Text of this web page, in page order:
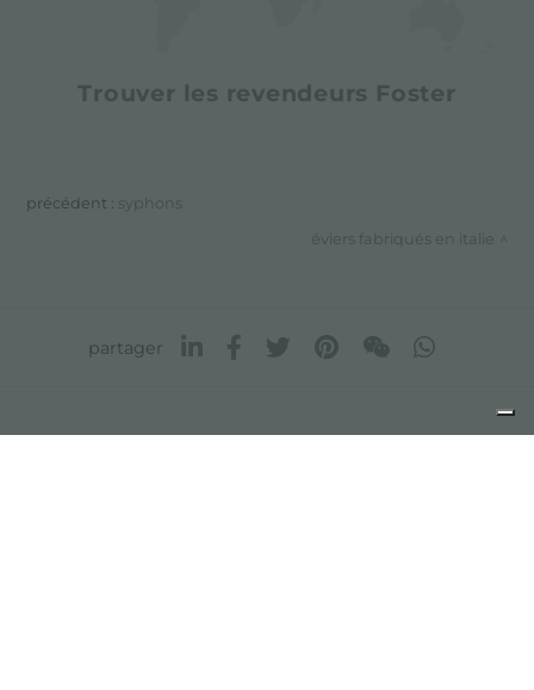
Trouver les revendeurs Foster
précédent :
syphons
éviers fabriqués en italie
partager